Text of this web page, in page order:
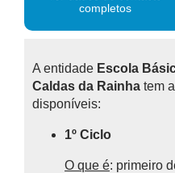
completos
A entidade Escola
Caldas da Rainha tem
disponíveis:
1º Ciclo
O que é: primeiro